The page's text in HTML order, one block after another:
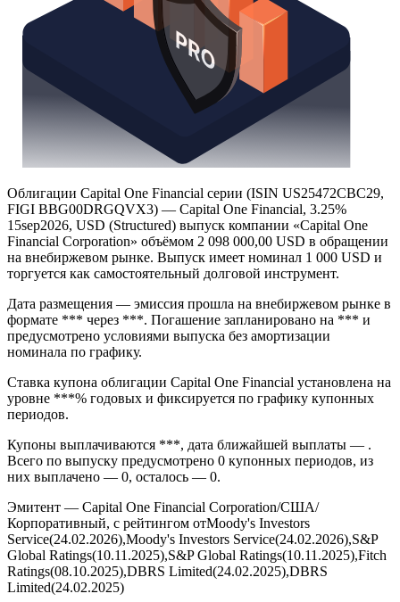
Облигации Capital One Financial серии (ISIN US25472CBC29,
FIGI BBG00DRGQVX3) — Capital One Financial, 3.25%
15sep2026, USD (Structured) выпуск компании «Capital One
Financial Corporation» объёмом 2 098 000,00 USD в обращении
на внебиржевом рынке. Выпуск имеет номинал 1 000 USD и
торгуется как самостоятельный долговой инструмент.
Дата размещения — эмиссия прошла на внебиржевом рынке в
формате *** через ***. Погашение запланировано на *** и
предусмотрено условиями выпуска без амортизации
номинала по графику.
Ставка купона облигации Capital One Financial установлена на
уровне ***% годовых и фиксируется по графику купонных
периодов.
Купоны выплачиваются ***, дата ближайшей выплаты — .
Всего по выпуску предусмотрено 0 купонных периодов, из
них выплачено — 0, осталось — 0.
Эмитент — Capital One Financial Corporation/США/
Корпоративный, с рейтингом отMoody's Investors
Service(24.02.2026),Moody's Investors Service(24.02.2026),S&P
Global Ratings(10.11.2025),S&P Global Ratings(10.11.2025),Fitch
Ratings(08.10.2025),DBRS Limited(24.02.2025),DBRS
Limited(24.02.2025)